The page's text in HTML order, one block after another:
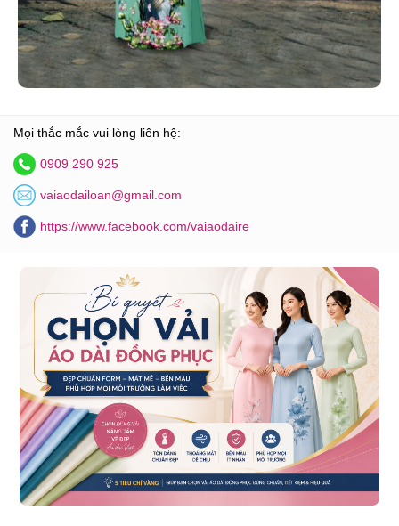
Mọi thắc mắc vui lòng liên hệ:
0909 290 925
vaiaodailoan@gmail.com
https://www.facebook.com/vaiaodaire